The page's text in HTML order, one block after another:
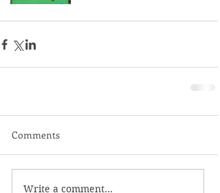
Comments
Write a comment...